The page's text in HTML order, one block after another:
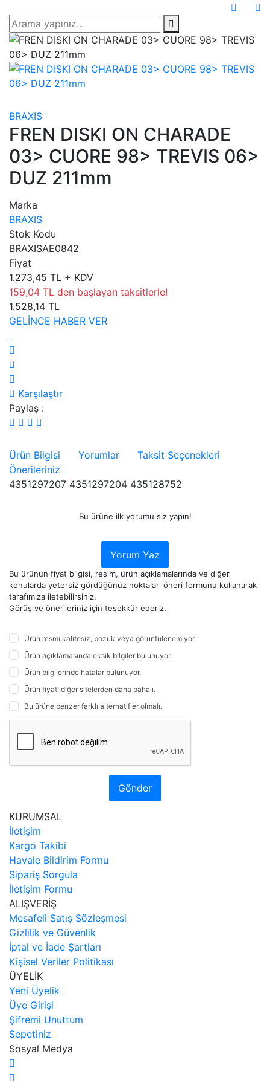
BRAXIS
FREN DISKI ON CHARADE
03> CUORE 98> TREVIS 06>
DUZ 211mm
Marka
BRAXIS
Stok Kodu
BRAXISAE0842
Fiyat
1.273,45 TL + KDV
159,04 TL den başlayan taksitlerle!
1.528,14 TL
GELİNCE HABER VER
Karşılaştır
Paylaş :
Ürün Bilgisi Yorumlar
Taksit Seçenekleri
Önerileriniz
4351297207 4351297204 435128752
Bu ürüne ilk yorumu siz yapın!
Yorum Yaz
Bu ürünün fiyat bilgisi, resim, ürün açıklamalarında ve diğer
konularda yetersiz gördüğünüz noktaları öneri formunu kullanarak
tarafımıza iletebilirsiniz.
Görüş ve önerileriniz için teşekkür ederiz.
Ürün resmi kalitesiz, bozuk veya görüntülenemiyor.
Ürün açıklamasında eksik bilgiler bulunuyor.
Ürün bilgilerinde hatalar bulunuyor.
Ürün fiyatı diğer sitelerden daha pahalı.
Bu ürüne benzer farklı alternatifler olmalı.
Gönder
KURUMSAL
İletişim
Kargo Takibi
Havale Bildirim Formu
Sipariş Sorgula
İletişim Formu
ALIŞVERİŞ
Mesafeli Satış Sözleşmesi
Gizlilik ve Güvenlik
İptal ve İade Şartları
Kişisel Veriler Politikası
ÜYELİK
Yeni Üyelik
Üye Girişi
Şifremi Unuttum
Sepetiniz
Sosyal Medya